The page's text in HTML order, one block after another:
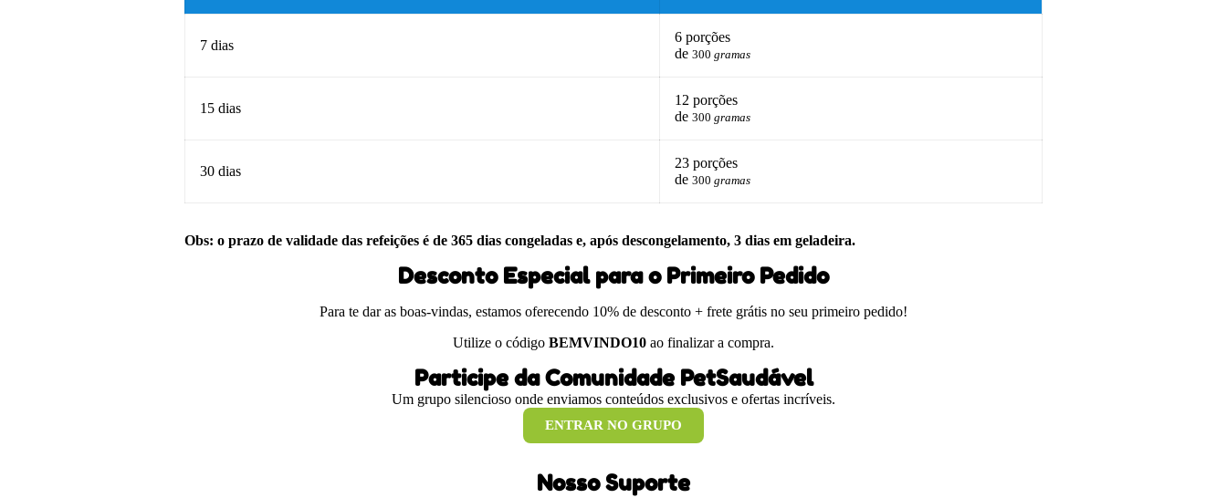
7 dias
6 porções
de 300 gramas
15 dias
12 porções
de 300 gramas
30 dias
23 porções
de 300 gramas
Obs: o prazo de validade das refeições é de 365 dias congeladas e, após descongelamento, 3 dias em geladeira.
Desconto Especial para o Primeiro Pedido
Para te dar as boas-vindas, estamos oferecendo 10% de desconto + frete grátis no seu primeiro pedido!
Utilize o código BEMVINDO10 ao finalizar a compra.
Participe da Comunidade PetSaudável
Um grupo silencioso onde enviamos conteúdos exclusivos e ofertas incríveis.
ENTRAR NO GRUPO
Nosso Suporte